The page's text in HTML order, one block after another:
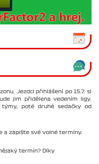
Jezdci přihlášení po 15.7. si
jim přidělena vedením ligy.
týmy, poté druhé sedačky od
a zapište své volné termíny.
termín? Díky